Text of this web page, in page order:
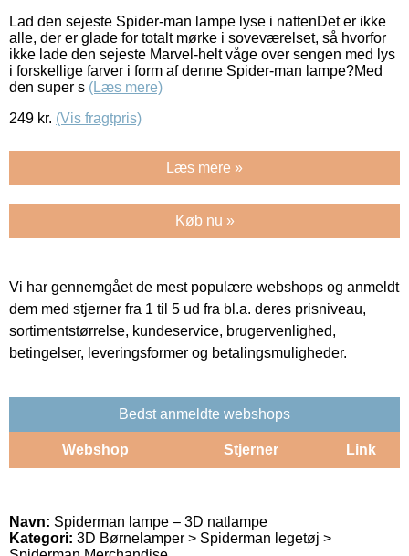
Lad den sejeste Spider-man lampe lyse i nattenDet er ikke
alle, der er glade for totalt mørke i soveværelset, så hvorfor
ikke lade den sejeste Marvel-helt våge over sengen med lys
i forskellige farver i form af denne Spider-man lampe?Med
den super s (Læs mere)
249 kr. (Vis fragtpris)
Læs mere »
Køb nu »
Vi har gennemgået de mest populære webshops og anmeldt
dem med stjerner fra 1 til 5 ud fra bl.a. deres prisniveau,
sortimentstørrelse, kundeservice, brugervenlighed,
betingelser, leveringsformer og betalingsmuligheder.
Bedst anmeldte webshops
Webshop Stjerner Link
Navn: Spiderman lampe – 3D natlampe
Kategori: 3D Børnelamper > Spiderman legetøj >